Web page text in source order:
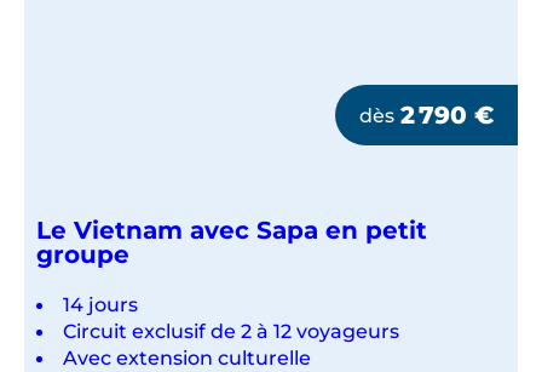
dès 2 790 €
Le Vietnam avec Sapa en petit
groupe
14 jours
Circuit exclusif de 2 à 12 voyageurs
Avec extension culturelle